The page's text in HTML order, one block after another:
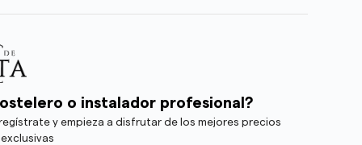
o instalador profesional?
y empieza a disfrutar de los mejores precios